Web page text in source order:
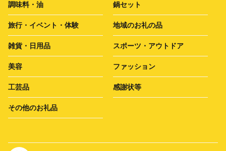
調味料・油 鍋セット
旅行・イベント・体験 地域のお礼の品
雑貨・日用品 スポーツ・アウトドア
美容 ファッション
工芸品 感謝状等
その他のお礼品